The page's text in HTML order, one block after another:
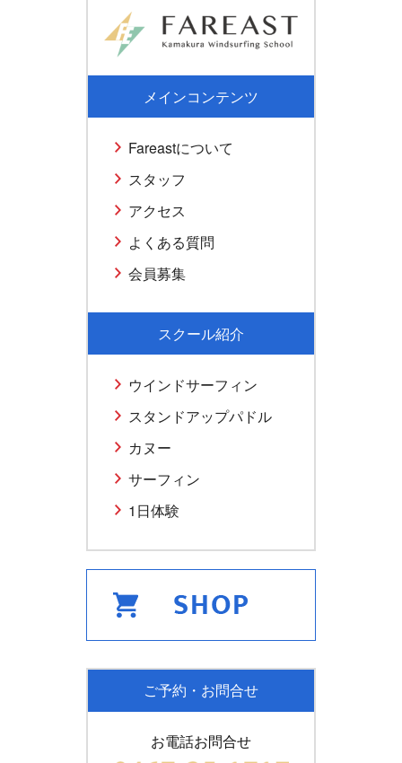
メインコンテンツ
Fareastについて
スタッフ
アクセス
よくある質問
会員募集
スクール紹介
ウインドサーフィン
スタンドアップパドル
カヌー
サーフィン
1日体験
ご予約・お問合せ
お電話お問合せ